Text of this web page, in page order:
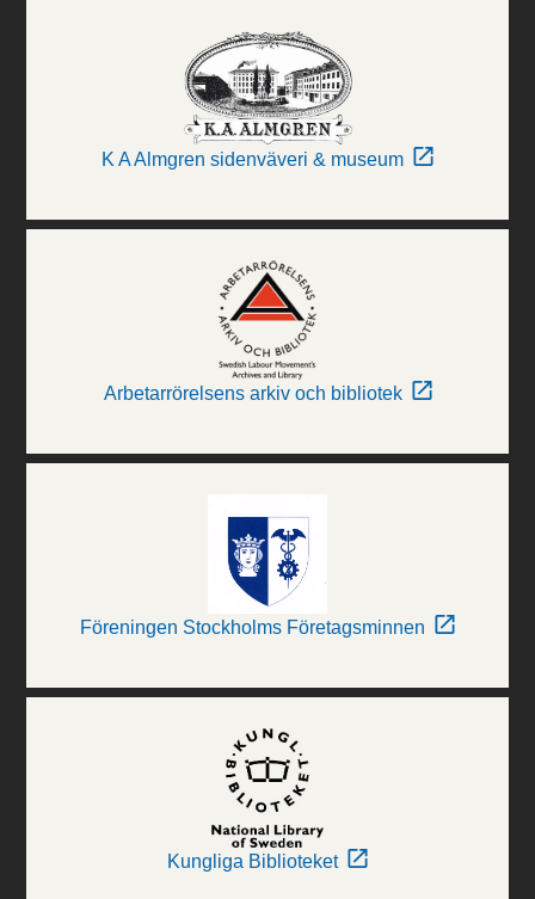
K A Almgren sidenväveri & museum
Arbetarrörelsens arkiv och bibliotek
Föreningen Stockholms Företagsminnen
Kungliga Biblioteket